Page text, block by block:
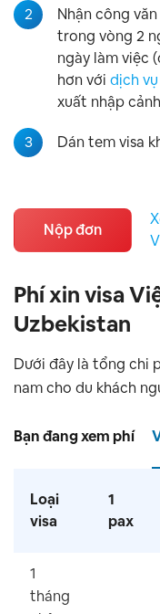
2
Nhận công
trong vòng 2
ngày làm việc
hơn với dịch
xuất nhập cảnh
3 Dán tem visa
Nộp đơn
Phí xin visa
Uzbekistan
Dưới đây là tổng chi
nam cho du khách
Bạn đang xem phí
Loại
visa
1
pax
1
tháng